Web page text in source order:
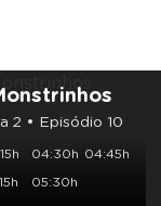
2 • Episódio 10
04:30h 04:45h
05:30h